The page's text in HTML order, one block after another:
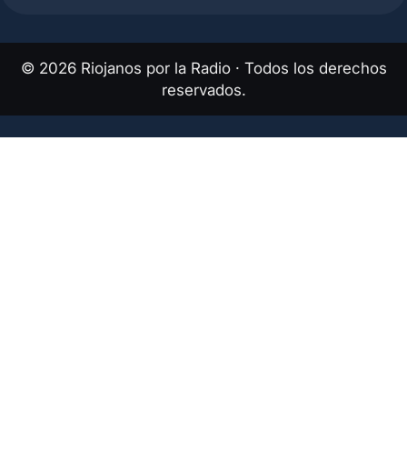
© 2026Riojanos por la Radio · Todos los derechos
reservados.